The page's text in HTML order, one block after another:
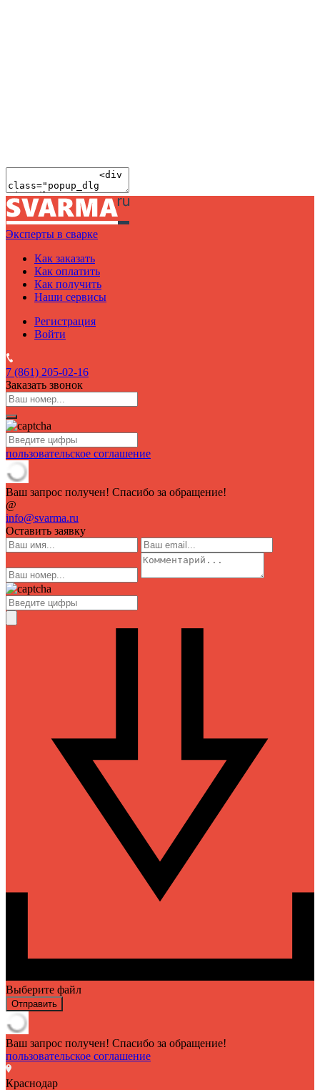
Эксперты в сварке
Как заказать
Как оплатить
Как получить
Наши сервисы
Регистрация
Войти
7 (861) 205-02-16
Заказать звонок
пользовательское соглашение
Ваш запрос получен! Спасибо за обращение!
@
info@svarma.ru
Оставить заявку
Выберите файл
Отправить
Ваш запрос получен! Спасибо за обращение!
пользовательское соглашение
Краснодар